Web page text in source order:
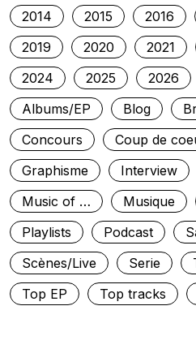
2014 2015 2016
2019
2020 2021
2024
2025 2026
Albums/EP
Blog
Concours
Coup de
Graphisme
Interview
Music of …
Musique
Playlists
Podcast
Scènes/Live
Serie
Top EP
Top tracks